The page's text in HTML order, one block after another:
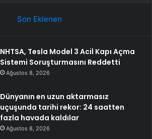
Son Eklenen
NHTSA, Tesla Model 3 Acil Kapı Açma
Sistemi Soruşturmasını Reddetti
Ağustos 8, 2026
Dünyanın en uzun aktarmasız
uçuşunda tarihi rekor: 24 saatten
fazla havada kaldılar
Ağustos 8, 2026